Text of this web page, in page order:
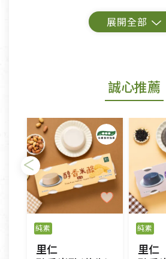
鑑賞期商品說明：
若您購買的商品有下列「不適用
形者，除商品瑕疵以外，恕不接受
依消保法之規定提供該商品七天
日)的服務，原則上若商品未經使
瑕疵)，一般皆可申請退換貨。
不適用七天鑑賞期商品：
以數位或電磁紀錄形式儲存之商
之商品、以及性質上無法或不適
CD、VCD、DVD、電腦軟體，若
接受原片換新。
誠心推薦
純素
里仁
純素
里仁